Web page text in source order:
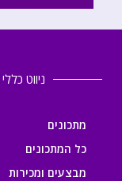
ניווט כללי
מתכונים
כל המתכונים
מבצעים ומכירות